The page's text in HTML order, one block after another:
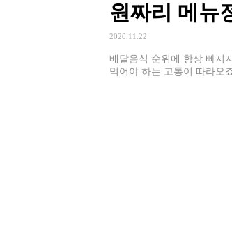
원짜리 메뉴
2020.11.22
배달음식 순위에 항상 빠지
먹어야 하는 고통이 따라오